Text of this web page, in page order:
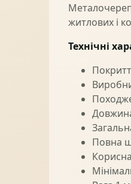
житлових і
Технічні
Повна